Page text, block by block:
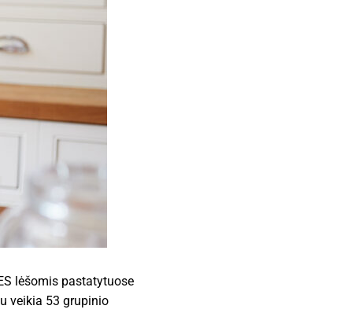
lėšomis pastatytuose
veikia 53 grupinio